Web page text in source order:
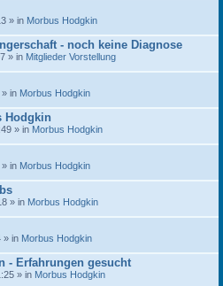
» in Morbus Hodgkin
- noch keine Diagnose
» in Mitglieder Vorstellung
in Morbus Hodgkin
Hodgkin
» in Morbus Hodgkin
in Morbus Hodgkin
» in Morbus Hodgkin
» in Morbus Hodgkin
- Erfahrungen gesucht
» in Morbus Hodgkin